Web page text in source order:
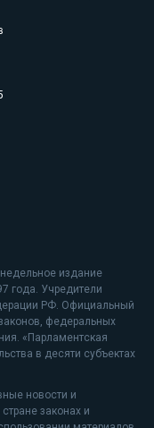
издание
года. Учредители
РФ. Официальный
федеральных
«Парламентская
в десяти субъектах
новости и
законах и